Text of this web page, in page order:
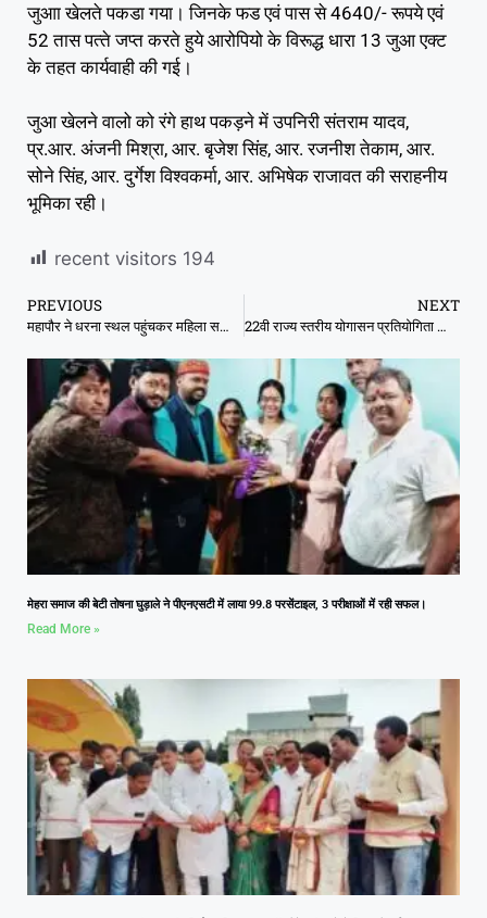
जुआा खेलते पकडा गया। जिनके फड एवं पास से 4640/- रूपये एवं
52 तास पत्‍ते जप्‍त करते हुये आरोपियो के विरूद्ध धारा 13 जुआ एक्‍ट
के तहत कार्यवाही की गई।
जुआ खेलने वालो को रंगे हाथ पकड़ने में उपनिरी संतराम यादव,
प्र.आर. अंजनी मिश्रा, आर. बृजेश सिंह, आर. रजनीश तेकाम, आर.
सोने सिंह, आर. दुर्गेश विश्वकर्मा, आर. अभिषेक राजावत की सराहनीय
भूमिका रही।
recent visitors 194
PREVIOUS
महापौर ने धरना स्थल पहुंचकर महिला सफाई मित्रों को पुष्पमालाएं पहनाकर किया सम्मान
NEXT
22वी राज्य स्तरीय योगासन प्रतियोगिता का समापन।
मेहरा समाज की बेटी तोषना घुड़ाले ने पीएनएसटी में लाया 99.8 परसेंटाइल, 3 परीक्षाओं में रही सफल।
Read More »